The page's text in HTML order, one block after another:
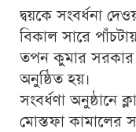
দ্বয়কে সংবর্ধনা
বিকাল সারে
তপন কুমার সরকার
অনুষ্ঠিত হয়।
সংবর্ধণা অনুষ্ঠানে
মোস্তফা কামালের